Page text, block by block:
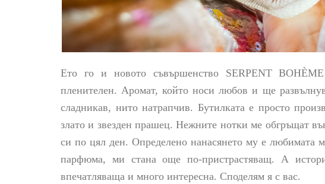
Ето го и новото съвършенство SERPENT
пленителен. Аромат, който носи любов и ще
сладникав, нито натрапчив. Бутилката е просто
злато и звезден прашец. Нежните нотки ме обгръщат
си по цял ден. Определено нанасянето му е любимата
парфюма, ми стана още по-пристрастяващ. А
впечатляваща и много интересна. Споделям я с вас.